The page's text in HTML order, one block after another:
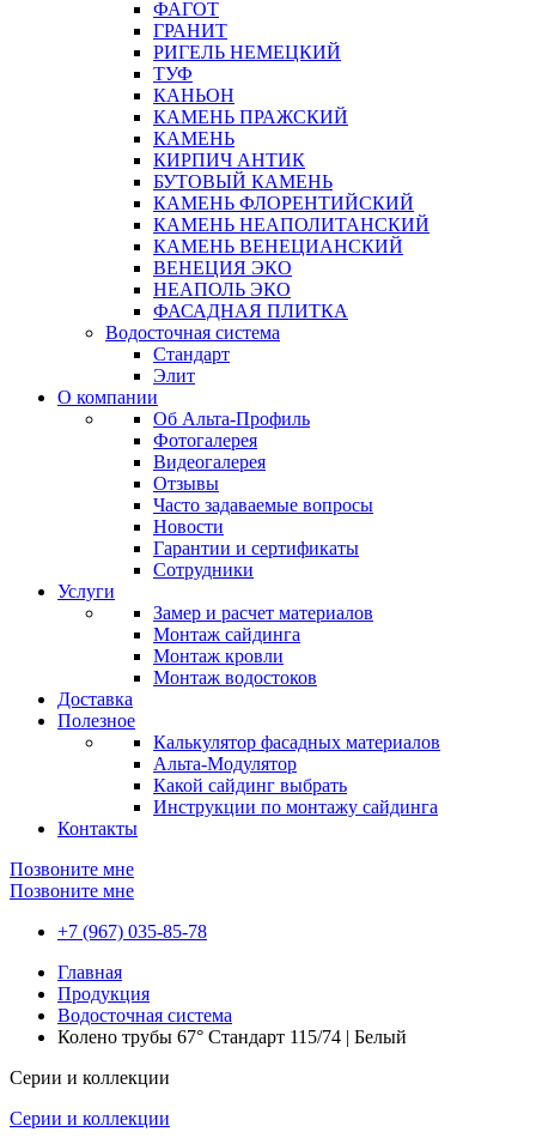
ФАГОТ
ГРАНИТ
РИГЕЛЬ НЕМЕЦКИЙ
ТУФ
КАНЬОН
КАМЕНЬ ПРАЖСКИЙ
КАМЕНЬ
КИРПИЧ АНТИК
БУТОВЫЙ КАМЕНЬ
КАМЕНЬ ФЛОРЕНТИЙСКИЙ
КАМЕНЬ НЕАПОЛИТАНСКИЙ
КАМЕНЬ ВЕНЕЦИАНСКИЙ
ВЕНЕЦИЯ ЭКО
НЕАПОЛЬ ЭКО
ФАСАДНАЯ ПЛИТКА
Водосточная система
Стандарт
Элит
О компании
Об Альта-Профиль
Фотогалерея
Видеогалерея
Отзывы
Часто задаваемые вопросы
Новости
Гарантии и сертификаты
Сотрудники
Услуги
Замер и расчет материалов
Монтаж сайдинга
Монтаж кровли
Монтаж водостоков
Доставка
Полезное
Калькулятор фасадных материалов
Альта-Модулятор
Какой сайдинг выбрать
Инструкции по монтажу сайдинга
Контакты
Позвоните мне
Позвоните мне
+7 (967) 035-85-78
Главная
Продукция
Водосточная система
Колено трубы 67° Стандарт 115/74 | Белый
Серии и коллекции
Серии и коллекции